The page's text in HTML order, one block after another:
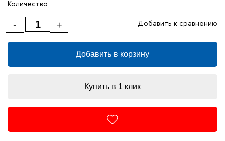
Количество
+
- Добавить к сравнению
Добавить в корзину
Купить в 1 клик